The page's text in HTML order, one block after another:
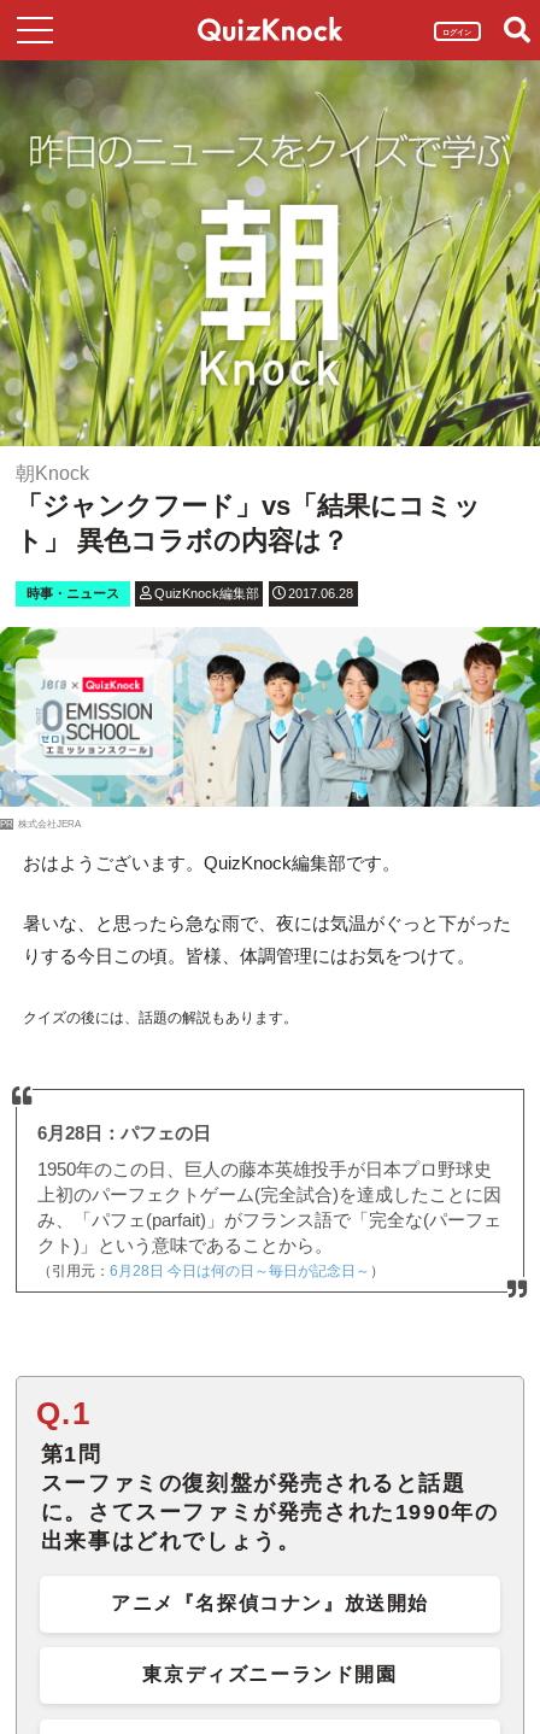
ログイン
朝Knock
「ジャンクフード」vs「結果にコミッ
ト」 異色コラボの内容は？
時事・ニュース QuizKnock編集部 2017.06.28
PR 株式会社JERA
おはようございます。QuizKnock編集部です。
暑いな、と思ったら急な雨で、夜には気温がぐっと下がった
りする今日この頃。皆様、体調管理にはお気をつけて。
クイズの後には、話題の解説もあります。
6月28日：パフェの日
1950年のこの日、巨人の藤本英雄投手が日本プロ野球史
上初のパーフェクトゲーム(完全試合)を達成したことに因
み、「パフェ(parfait)」がフランス語で「完全な(パーフェ
クト)」という意味であることから。
（引用元： 6月28日 今日は何の日～毎日が記念日～ ）
Q.1
第1問
スーファミの復刻盤が発売されると話題
に。さてスーファミが発売された1990年の
出来事はどれでしょう。
アニメ『名探偵コナン』放送開始
東京ディズニーランド開園